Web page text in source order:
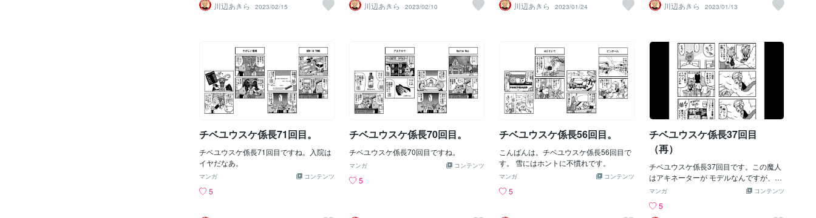
川辺あきら
2023/02/15
川辺あきら
2023/02/10
川辺あきら
2023/01/24
川辺あきら
2023/01/13
チベユウスケ係長71回目。
チベユウスケ係長71回目ですね。入院は
イヤだなあ。
コンテンツ
マンガ
5
チベユウスケ係長70回目。
チベユウスケ係長70回目ですね。
コンテンツ
マンガ
5
チベユウスケ係長56回目。
こんばんは。チベユウスケ係長56回目で
す。 雪にはホントに不慣れです。
コンテンツ
マンガ
5
チベユウスケ係長37回目
（再）
チベユウスケ係長37回目です。この魔人
はアキネーターが モデルなんですが、あ
れは面白かったですね。
コンテンツ
マンガ
5